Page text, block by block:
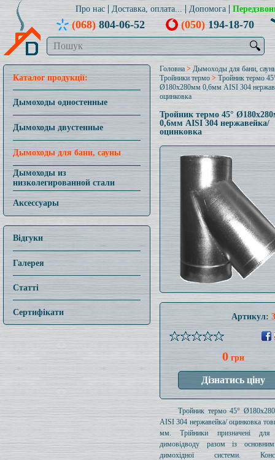
Про нас Доставка, оплата... Допомога
(068)804-06-52 (050)194-18-70
🔍
Каталог продукції:
Дымоходы одностенные
Дымоходы двустенные
Дымоходы для бани, сауны
Дымоходы из
низколегированной стали
Аксессуары
Відгуки
Галерея
Статті
Сертифікати
Головна > Дымоходы для бани,
Тройники термо>Тройник термо
Ø180x280мм 0,6мм AISI 304
оцинковка
Тройник термо 45°
0,6мм AISI 304 нержавейка/
оцинковка
Артикул:
0 грн
Тройник термо 45°
AISI 304 нержавейка/ оцинковка
мм. Трійники призначені для
димовідводу разом із
димохідної системи.